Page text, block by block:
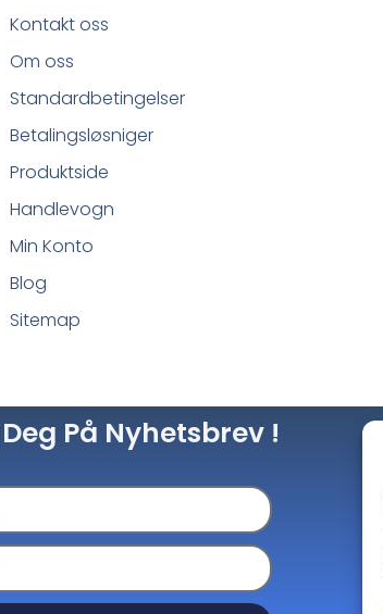
Kontakt oss
Om oss
Standardbetingelser
Betalingsløsniger
Produktside
Handlevogn
Min Konto
Blog
Sitemap
På Nyhetsbrev !